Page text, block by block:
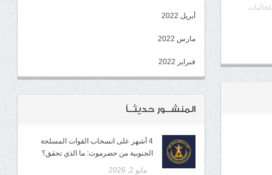
أبريل 2022
مارس 2022
فبراير 2022
المنشــور حديثــاً
4 أشهر على انسحاب القوات المسلحة
الجنوبية من حضرموت: ما الذي تحقق؟
مايو 2, 2026